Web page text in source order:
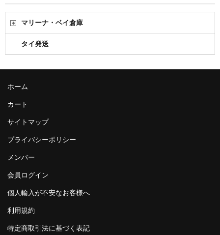
マリーナ・ベイ倉庫
タイ発送
ホーム
カート
サイトマップ
プライバシーポリシー
メンバー
会員ログイン
個人輸入が不安なお客様へ
利用規約
特定商取引法に基づく表記